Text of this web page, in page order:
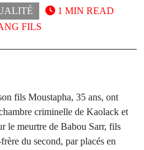
FILS
1 MIN READ
fils Moustapha, 35 ans, ont
criminelle de Kaolack et
le meurtre de Babou Sarr, fils
du second, par placés en